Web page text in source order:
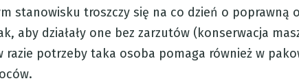
stanowisku troszczy się na co dzień o poprawną
aby działały one bez zarzutów (konserwacja
razie potrzeby taka osoba pomaga również w